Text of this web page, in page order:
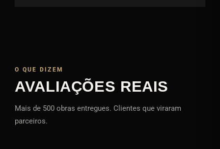
O QUE DIZEM
AVALIAÇÕES REAIS
Mais de 500 obras entregues. Clientes que viraram
parceiros.